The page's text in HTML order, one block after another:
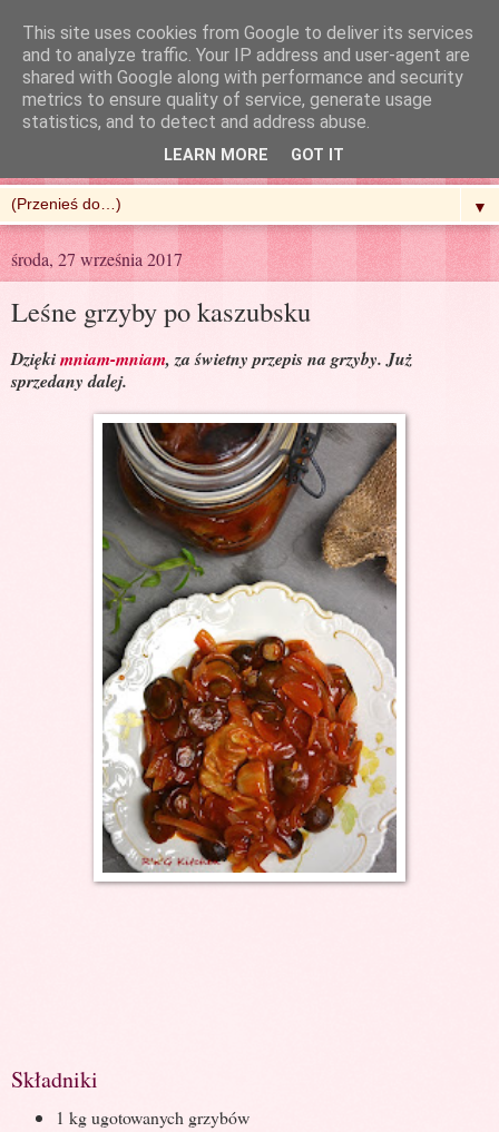
R'n'G Kitchen
▼
środa, 27 września 2017
Leśne grzyby po kaszubsku
Dziękimniam-mniam, za świetny przepis na grzyby. Już
sprzedany dalej.
Składniki
1 kg ugotowanych grzybów
This site uses cookies from Google to deliver its services
and to analyze traffic. Your IP address and user-agent are
shared with Google along with performance and security
metrics to ensure quality of service, generate usage
statistics, and to detect and address abuse.
LEARN MORE GOT IT